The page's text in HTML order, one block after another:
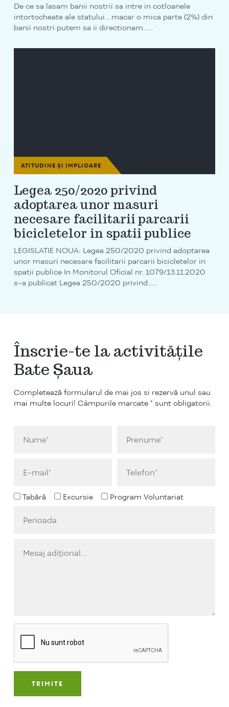
De ce sa lasam banii nostrii sa intre in cotloanele
intortocheate ale statului... macar o mica parte (2%) din
banii nostri putem sa ii directionam…...
ATITUDINE ȘI IMPLICARE
Legea 250/2020 privind
adoptarea unor masuri
necesare facilitarii parcarii
bicicletelor in spatii publice
LEGISLATIE NOUA: Legea 250/2020 privind adoptarea
unor masuri necesare facilitarii parcarii bicicletelor in
spatii publice In Monitorul Oficial nr. 1079/13.11.2020
s-a publicat Legea 250/2020 privind…...
Înscrie-te la activitățile
Bate Șaua
Completează formularul de mai jos si rezervă unul sau
mai multe locuri! Câmpurile marcate * sunt obligatorii.
Tabără Excursie Program Voluntariat